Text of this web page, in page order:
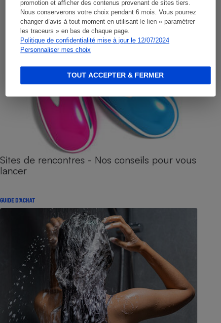
promotion et afficher des contenus provenant de sites tiers.
Nous conserverons votre choix pendant 6 mois. Vous pourrez
changer d’avis à tout moment en utilisant le lien « paramétrer
les traceurs » en bas de chaque page.
Politique de confidentialité mise à jour le 12/07/2024
Personnaliser mes choix
TOUT ACCEPTER & FERMER
Sites de rencontres - Nos conseils pour vous
lancer
GUIDE D'ACHAT